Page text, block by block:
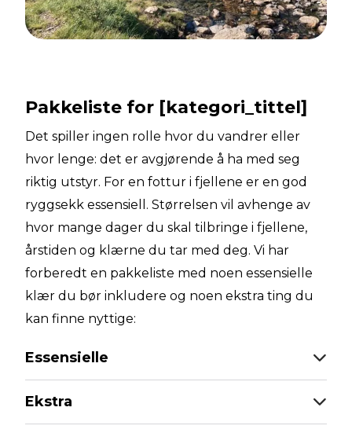
Pakkeliste for [kategori_tittel]
Det spiller ingen rolle hvor du vandrer eller
hvor lenge: det er avgjørende å ha med seg
riktig utstyr. For en fottur i fjellene er en god
ryggsekk essensiell. Størrelsen vil avhenge av
hvor mange dager du skal tilbringe i fjellene,
årstiden og klærne du tar med deg. Vi har
forberedt en pakkeliste med noen essensielle
klær du bør inkludere og noen ekstra ting du
kan finne nyttige:
Essensielle
Ekstra